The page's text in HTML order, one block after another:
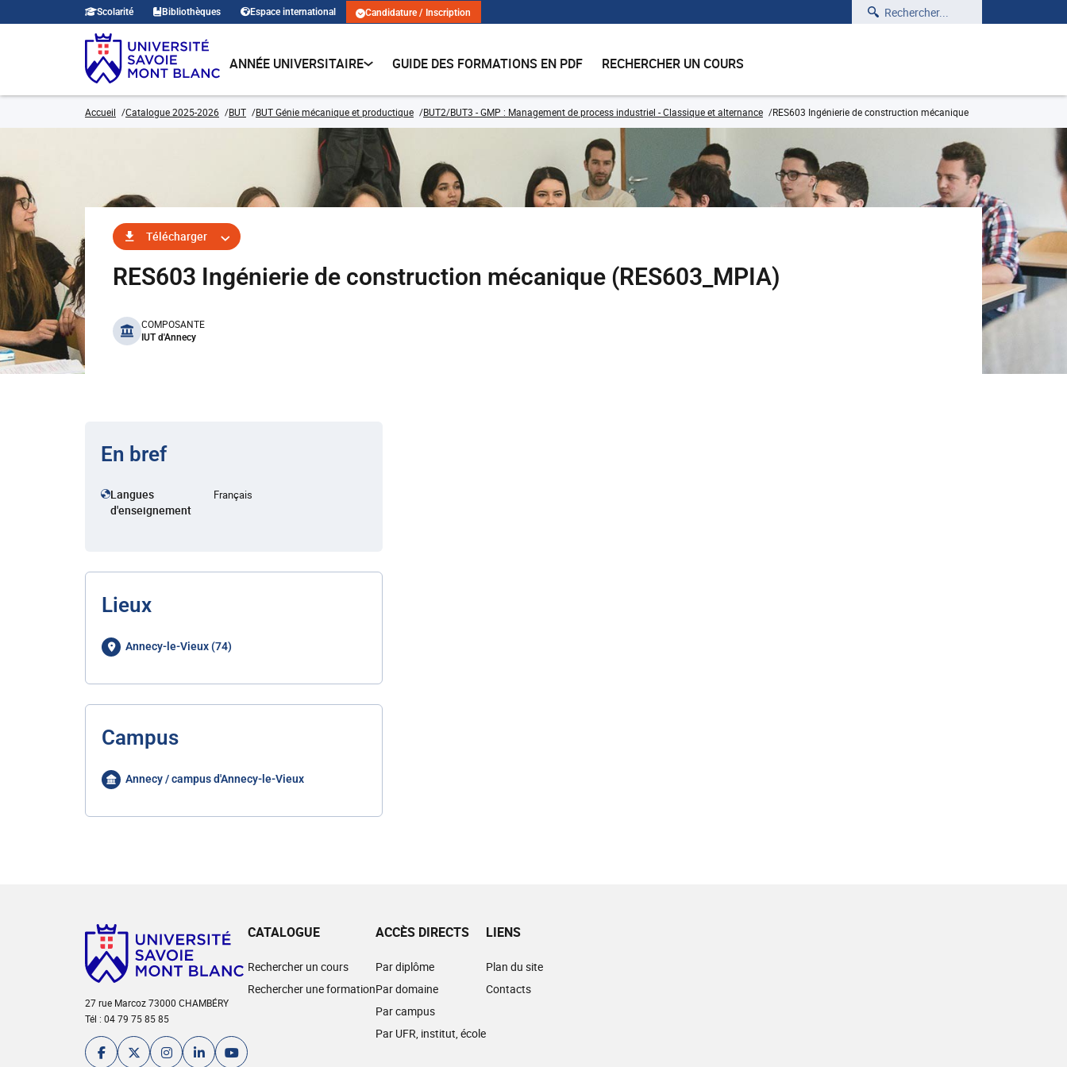
Scolarité Bibliothèques Espace international Candidature / Inscription Rechercher
ANNÉE UNIVERSITAIRE GUIDE DES FORMATIONS EN PDF RECHERCHER UN COURS
Accueil Catalogue 2025-2026 BUT BUT Génie mécanique et productique BUT2/BUT3 - GMP : Management de process industriel - Classique et alternance RES603 Ingénierie de construction mécanique
Télécharger
RES603 Ingénierie de construction mécanique (RES603_MPIA)
benefits
COMPOSANTE
IUT d'Annecy
En bref
Langues
d'enseignement
Français
Lieux
Annecy-le-Vieux (74)
Campus
Annecy / campus d'Annecy-le-Vieux
27 rue Marcoz 73000 CHAMBÉRY
Tél : 04 79 75 85 85
CATALOGUE
Rechercher un cours
Rechercher une formation
ACCÈS DIRECTS
Par diplôme
Par domaine
Par campus
Par UFR, institut, école
LIENS
Plan du site
Contacts